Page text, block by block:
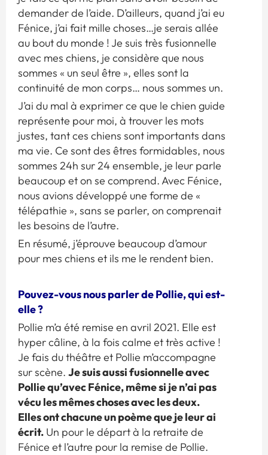
demander de l’aide. D’ailleurs, quand j’ai eu
Fénice, j’ai fait mille choses…je serais allée
au bout du monde ! Je suis très fusionnelle
avec mes chiens, je considère que nous
sommes « un seul être », elles sont la
continuité de mon corps… nous sommes un.
J’ai du mal à exprimer ce que le chien guide
représente pour moi, à trouver les mots
justes, tant ces chiens sont importants dans
ma vie. Ce sont des êtres formidables, nous
sommes 24h sur 24 ensemble, je leur parle
beaucoup et on se comprend. Avec Fénice,
nous avions développé une forme de «
télépathie », sans se parler, on comprenait
les besoins de l’autre.
En résumé, j’éprouve beaucoup d’amour
pour mes chiens et ils me le rendent bien.
Pouvez-vous nous parler de Pollie, qui est-
elle ?
Pollie m’a été remise en avril 2021. Elle est
hyper câline, à la fois calme et très active !
Je fais du théâtre et Pollie m’accompagne
sur scène. Je suis aussi fusionnelle avec
Pollie qu’avec Fénice, même si je n’ai pas
vécu les mêmes choses avec les deux.
Elles ont chacune un poème que je leur ai
écrit. Un pour le départ à la retraite de
Fénice et l’autre pour la remise de Pollie.